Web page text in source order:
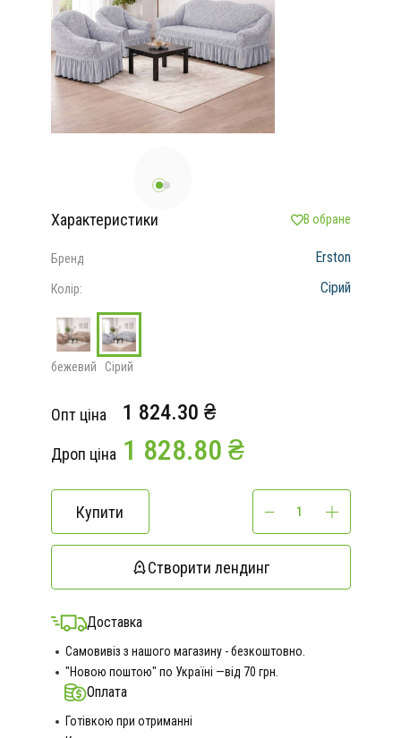
Характеристики В обране
Бренд Erston
Колір: Сірий
бежевий Сірий
Опт ціна 1 824.30 ₴
Дроп ціна 1 828.80 ₴
Купити
Створити лендинг
Доставка
Самовивіз з нашого магазину - безкоштовно.
"Новою поштою" по Україні —від 70 грн.
Оплата
Готівкою при отриманні